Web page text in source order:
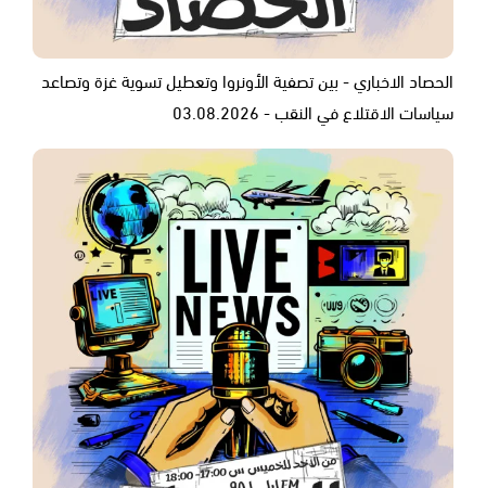
الحصاد الاخباري - بين تصفية الأونروا وتعطيل تسوية غزة وتصاعد
سياسات الاقتلاع في النقب - 03.08.2026